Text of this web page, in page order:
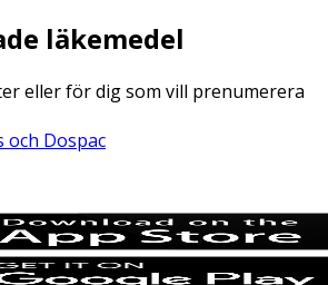
läkemedel
eller för dig som vill prenumerera
och Dospac